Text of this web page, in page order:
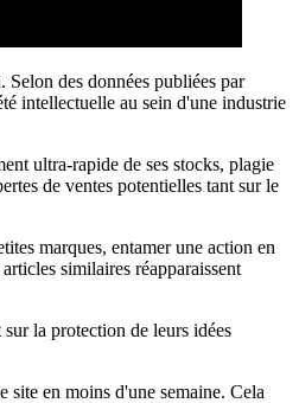
des données publiées par
intellectuelle au sein d'une industrie
ultra-rapide de ses stocks, plagie
de ventes potentielles tant sur le
marques, entamer une action en
similaires réapparaissent
la protection de leurs idées
site en moins d'une semaine. Cela